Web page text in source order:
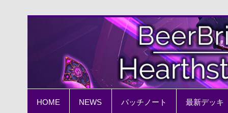
BeerBrick Hearthstone
ハースストーン情報サイト
HOME NEWS パッチノート 最新デッキ